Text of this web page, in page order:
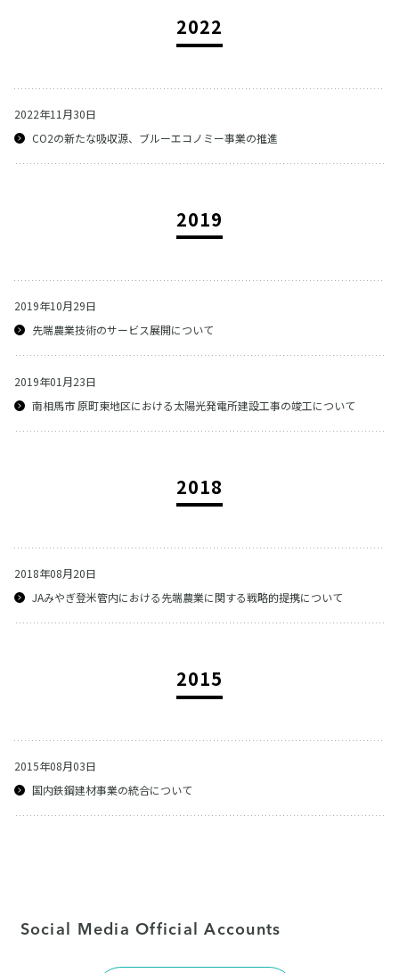
2022
2022年11月30日
CO2の新たな吸収源、ブルーエコノミー事業の推進
2019
2019年10月29日
先端農業技術のサービス展開について
2019年01月23日
南相馬市 原町東地区における太陽光発電所建設工事の竣工について
2018
2018年08月20日
JAみやぎ登米管内における先端農業に関する戦略的提携について
2015
2015年08月03日
国内鉄鋼建材事業の統合について
Social Media Official Accounts